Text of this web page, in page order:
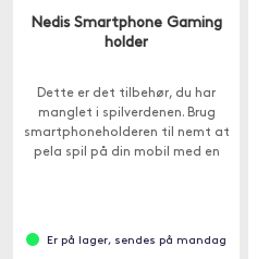
Nedis Smartphone Gaming
holder
Dette er det tilbehør, du har
manglet i spilverdenen. Brug
smartphoneholderen til nemt at
pela spil på din mobil med en
Er på lager, sendes på mandag